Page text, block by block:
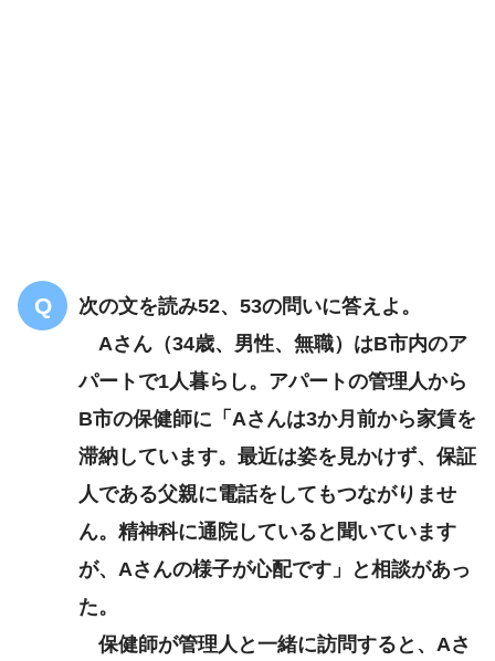
地域ケア会議
次の文を読み52、53の問いに答えよ。
Aさん（34歳、男性、無職）はB市内のア
パートで1人暮らし。アパートの管理人から
B市の保健師に「Aさんは3か月前から家賃を
滞納しています。最近は姿を見かけず、保証
人である父親に電話をしてもつながりませ
ん。精神科に通院していると聞いています
が、Aさんの様子が心配です」と相談があっ
た。
保健師が管理人と一緒に訪問すると、Aさ